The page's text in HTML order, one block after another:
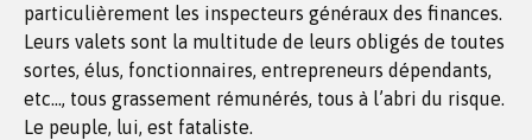
particulièrement les inspecteurs généraux des finances.
Leurs valets sont la multitude de leurs obligés de toutes
sortes, élus, fonctionnaires, entrepreneurs dépendants,
etc…, tous grassement rémunérés, tous à l’abri du risque.
Le peuple, lui, est fataliste.